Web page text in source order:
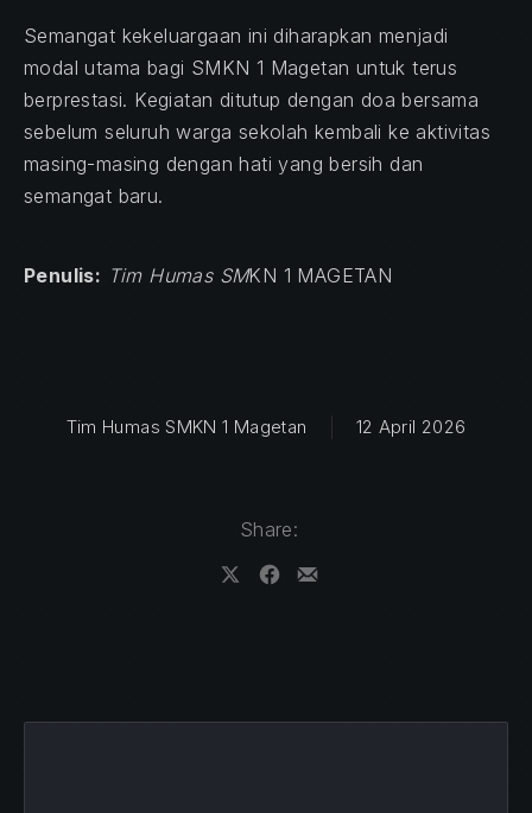
Semangat kekeluargaan ini diharapkan menjadi
modal utama bagi SMKN 1 Magetan untuk terus
berprestasi. Kegiatan ditutup dengan doa bersama
sebelum seluruh warga sekolah kembali ke aktivitas
masing-masing dengan hati yang bersih dan
semangat baru.
Penulis: Tim Humas SMKN 1 MAGETAN
Tim Humas SMKN 1 Magetan 12 April 2026
Share: